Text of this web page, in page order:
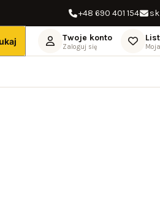
zwrotu pieniędzy Darmowa dostawa
+48 690 401 154
Twoje konto
Zaloguj się